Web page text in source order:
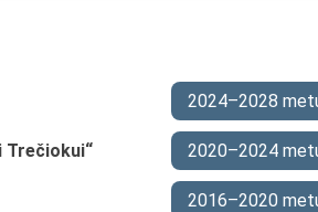
Trečiokui“
2024–2028
2020–2024
2016–2020